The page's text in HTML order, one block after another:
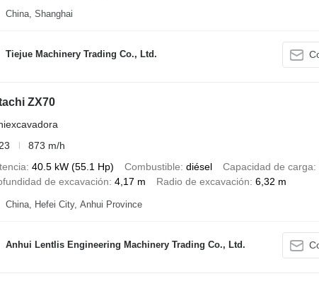
China, Shanghai
Tiejue Machinery Trading Co., Ltd.
ZX70
873 m/h
40.5 kW (55.1 Hp) Combustible diésel Capacidad de carga
de excavación 4,17 m Radio de excavación 6,32 m
China, Hefei City, Anhui Province
Anhui Lentlis Engineering Machinery Trading Co., Ltd.